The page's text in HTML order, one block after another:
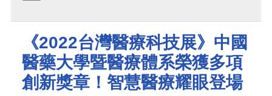
《2022台灣醫療科技展》中國
醫藥大學暨醫療體系榮獲多項
創新獎章！智慧醫療耀眼登場